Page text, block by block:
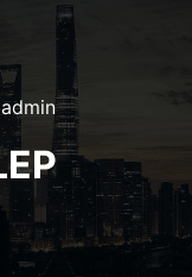
admin